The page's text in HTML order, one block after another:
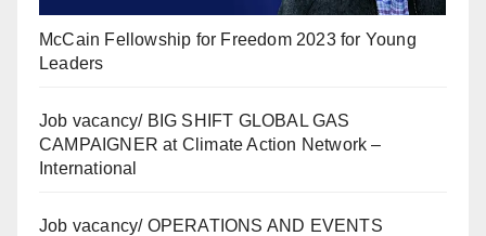
McCain Fellowship for Freedom 2023 for Young
Leaders
Job vacancy/ BIG SHIFT GLOBAL GAS
CAMPAIGNER at Climate Action Network –
International
Job vacancy/ OPERATIONS AND EVENTS